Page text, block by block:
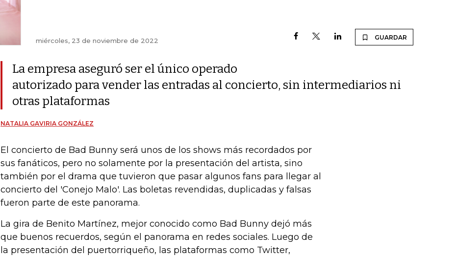
miércoles, 23 de noviembre de 2022 GUARDAR
La empresa aseguró ser el único operado
autorizado para vender las entradas al concierto, sin intermediarios ni
otras plataformas
NATALIA GAVIRIA GONZÁLEZ
El concierto de Bad Bunny será unos de los shows más recordados por
sus fanáticos, pero no solamente por la presentación del artista, sino
también por el drama que tuvieron que pasar algunos fans para llegar al
concierto del 'Conejo Malo'. Las boletas revendidas, duplicadas y falsas
fueron parte de este panorama.
La gira de Benito Martínez, mejor conocido como Bad Bunny dejó más
que buenos recuerdos, según el panorama en redes sociales. Luego de
la presentación del puertorriqueño, las plataformas como Twitter,